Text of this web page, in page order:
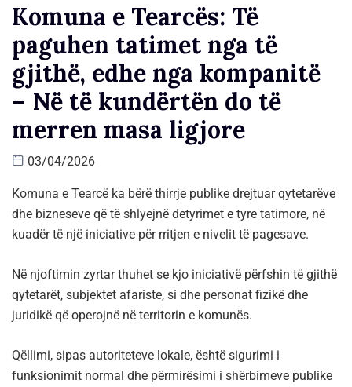
Komuna e Tearcës: Të
paguhen tatimet nga të
gjithë, edhe nga kompanitë
– Në të kundërtën do të
merren masa ligjore
03/04/2026
Komuna e Tearcë ka bërë thirrje publike drejtuar qytetarëve
dhe bizneseve që të shlyejnë detyrimet e tyre tatimore, në
kuadër të një iniciative për rritjen e nivelit të pagesave.
Në njoftimin zyrtar thuhet se kjo iniciativë përfshin të gjithë
qytetarët, subjektet afariste, si dhe personat fizikë dhe
juridikë që operojnë në territorin e komunës.
Qëllimi, sipas autoriteteve lokale, është sigurimi i
funksionimit normal dhe përmirësimi i shërbimeve publike